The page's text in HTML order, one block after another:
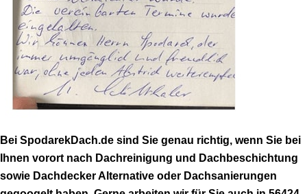
Bei SpodarekDach.de sind Sie genau richtig, wenn Sie bei
Ihnen vorort nach Dachreinigung und Dachbeschichtung
sowie Dachdecker Alternative oder Dachsanierungen